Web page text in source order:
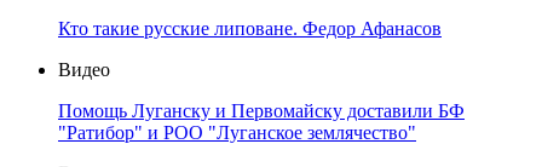
Кто такие русские липоване. Федор Афанасов
Видео
Помощь Луганску и Первомайску доставили БФ
"Ратибор" и РОО "Луганское землячество"